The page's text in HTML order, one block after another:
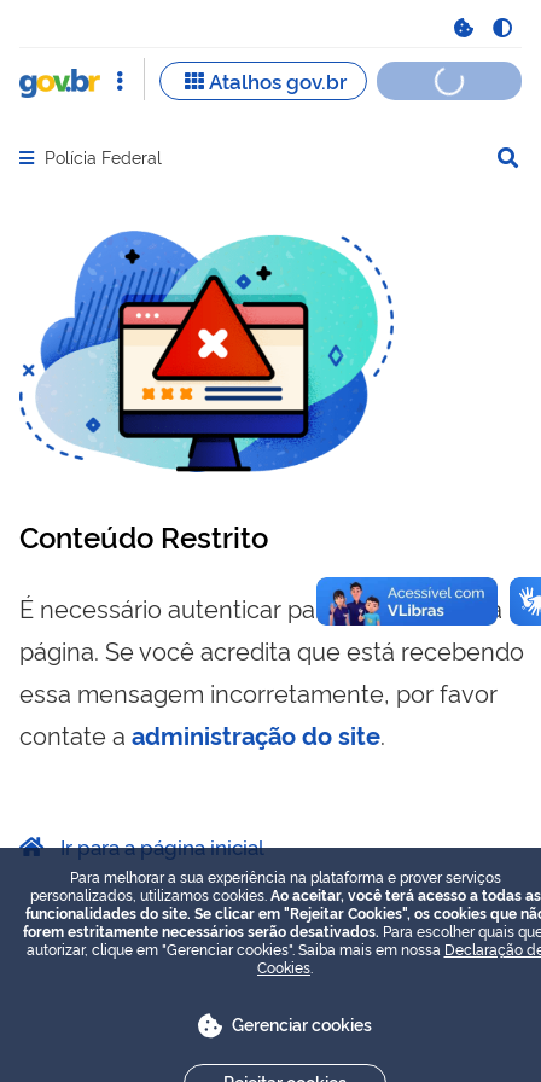
Abrir menu principal de navegação
Polícia Federal
Conteúdo Restrito
É necessário autenticar para visualizar essa
página. Se você acredita que está recebendo
essa mensagem incorretamente, por favor
contate a administração do site.
Ir para a página inicial
Para melhorar a sua experiência na plataforma e prover serviços
personalizados, utilizamos cookies. Ao aceitar, você terá acesso a todas as
funcionalidades do site. Se clicar em "Rejeitar Cookies", os cookies que
forem estritamente necessários serão desativados. Para escolher quais
autorizar, clique em "Gerenciar cookies". Saiba mais em nossa Declaração
Cookies
Gerenciar cookies